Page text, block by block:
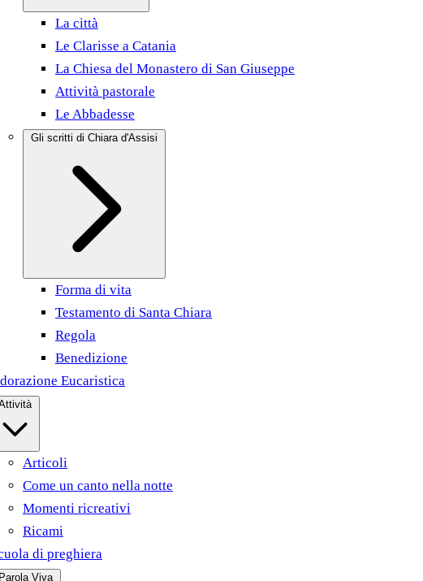
La città
Le Clarisse a Catania
La Chiesa del Monastero di San Giuseppe
Attività pastorale
Le Abbadesse
Forma di vita
Testamento di Santa Chiara
Regola
Benedizione
Eucaristica
Articoli
Come un canto nella notte
Momenti ricreativi
Ricami
di preghiera